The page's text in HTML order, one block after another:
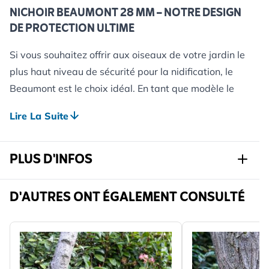
NICHOIR BEAUMONT 28 MM – NOTRE DESIGN
DE PROTECTION ULTIME
Si vous souhaitez offrir aux oiseaux de votre jardin le
plus haut niveau de sécurité pour la nidification, le
Beaumont est le choix idéal. En tant que modèle le
niveaux, il est conçu pour une tranquillité d’esprit
absolue.
Fabriqué à la main en Europe à partir de bois certifié
distinctive qui met en valeur le grain naturel du bois
exclusivement par notre équipe interne, il associe une
ingénierie avancée à une esthétique calme et
intemporelle qui s’intègre parfaitement dans tous les
Lire La Suite
PLUS D'INFOS
Réf. 909840120
Largeur 218 mm
Hauteur 306 mm
D'AUTRES ONT ÉGALEMENT CONSULTÉ